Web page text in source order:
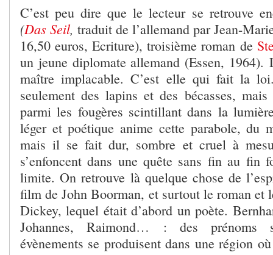
C’est peu dire que le lecteur se retrouve
(Das Seil, traduit de l’allemand par Jean-
16,50 euros, Ecriture), troisième roman de
un jeune diplomate allemand (Essen, 1964).
maître implacable. C’est elle qui fait la
seulement des lapins et des bécasses,
parmi les fougères scintillant dans la
léger et poétique anime cette parabole, du
mais il se fait dur, sombre et cruel à
s’enfoncent dans une quête sans fin au fin
limite. On retrouve là quelque chose de
film de John Boorman, et surtout le roman et
Dickey, lequel était d’abord un poète.
Johannes, Raimond… : des prénoms
évènements se produisent dans une région